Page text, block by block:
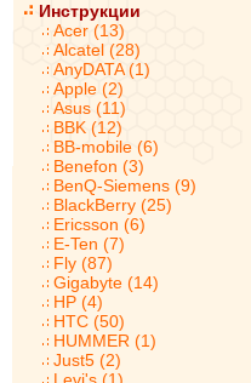
Инструкции
Acer (13)
Alcatel (28)
AnyDATA (1)
Apple (2)
Asus (11)
BBK (12)
BB-mobile (6)
Benefon (3)
BenQ-Siemens (9)
BlackBerry (25)
Ericsson (6)
E-Ten (7)
Fly (87)
Gigabyte (14)
HP (4)
HTC (50)
HUMMER (1)
Just5 (2)